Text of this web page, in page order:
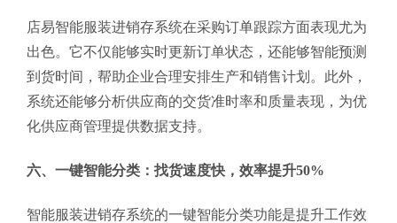
店易智能服装进销存系统在采购订单跟踪方面表现尤为
出色。它不仅能够实时更新订单状态，还能够智能预测
到货时间，帮助企业合理安排生产和销售计划。此外，
系统还能够分析供应商的交货准时率和质量表现，为优
化供应商管理提供数据支持。
六、一键智能分类：找货速度快，效率提升50%
智能服装进销存系统的一键智能分类功能是提升工作效